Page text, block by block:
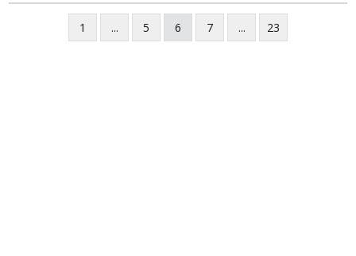
1 ... 5 6 7 ... 23